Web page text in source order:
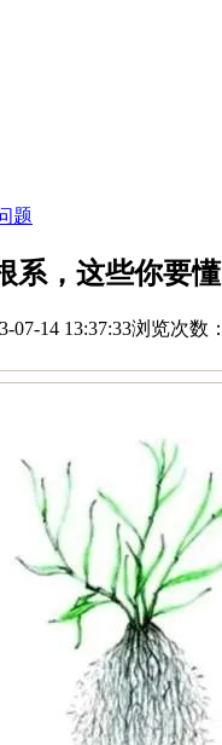
题
系，这些你要懂
07-14 13:37:33浏览次数：